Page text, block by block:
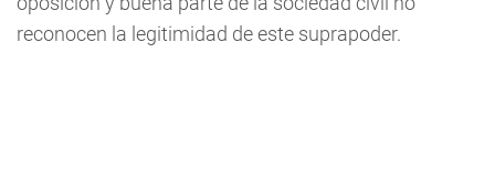
reconocen la legitimidad de este suprapoder.